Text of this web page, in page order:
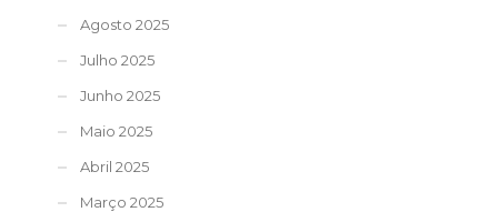
Agosto 2025
Julho 2025
Junho 2025
Maio 2025
Abril 2025
Março 2025